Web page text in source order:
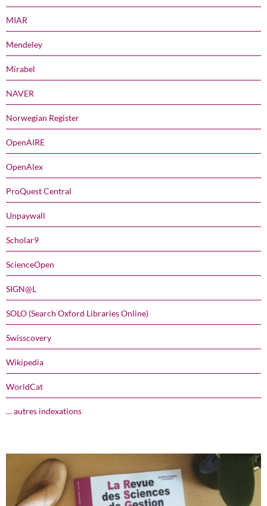
MIAR
Mendeley
Mirabel
NAVER
Norwegian Register
OpenAIRE
OpenAlex
ProQuest Central
Unpaywall
Scholar9
ScienceOpen
SIGN@L
SOLO (Search Oxford Libraries Online)
Swisscovery
Wikipedia
WorldCat
… autres indexations